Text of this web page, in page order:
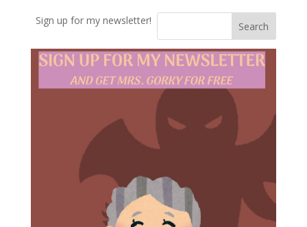
Search
Sign up for my newsletter!